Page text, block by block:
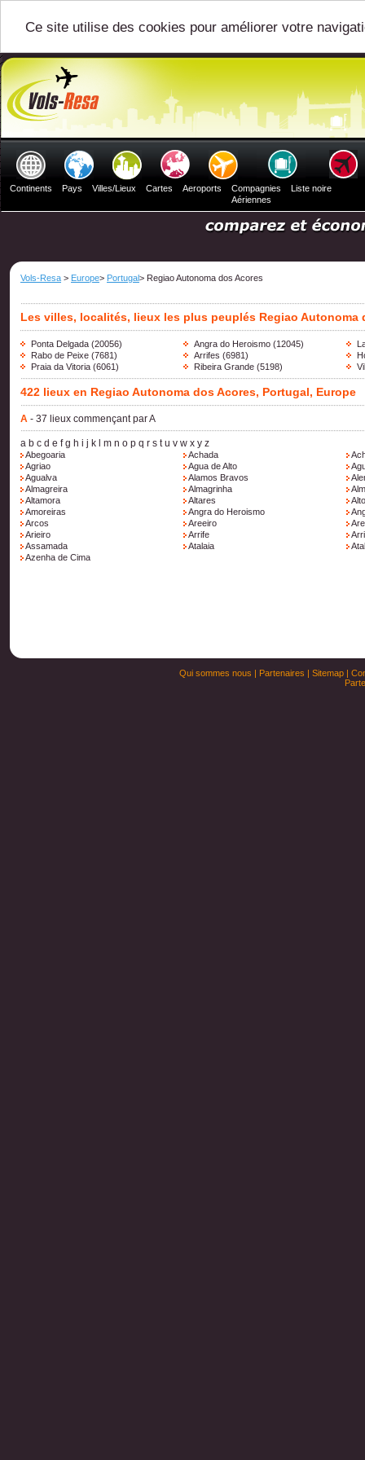
Ce site utilise des cookies pour améliorer votre
Continents Pays Villes/Lieux Cartes Aeroports
Compagnies
Aériennes
Liste noire
Vols-Resa > Europe> Portugal> Regiao Autonoma dos Acores
Les villes, localités, lieux les plus peuplés Regiao Autonoma
Ponta Delgada (20056) Angra do Heroismo (12045)
Rabo de Peixe (7681) Arrifes (6981)
Praia da Vitoria (6061) Ribeira Grande (5198)
422 lieux en Regiao Autonoma dos Acores, Portugal, Europe
A - 37 lieux commençant par A
a b c d e fg h i j k m n o p q r s tu v w x y z
Abegoaria Achada
Agriao
Agua de Alto
Agualva
Alamos Bravos
Almagreira
Almagrinha
Altamora
Altares
Amoreiras
Angra do Heroismo
Arcos
Areeiro
Arieiro
Arrife
Assamada
Atalaia
Azenha de Cima
Qui sommes nous | Partenaires | Sitemap|